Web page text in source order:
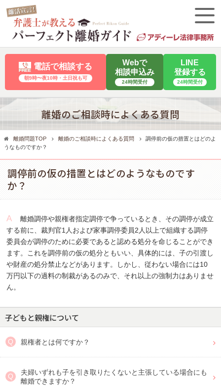
電話で相談する
朝9時〜夜10時・⼟⽇祝も可
Webで
相談申込み
24時間受付
LINE
登録する
24時間受付
離婚のご相談時によくある質問
離婚問題TOP 離婚のご相談時によくある質問
調停前の仮の措置とはどのよ
うなものですか？
調停前の仮の措置とはどのようなものです
か？
離婚調停や親権者指定調停で争っているとき、その調停が成立
する前に、裁判官1人および家事調停委員2人以上で組織する調停
委員会が調停のために必要であると認める処分を命じることができ
ます。これを調停前の仮の処分ともいい、具体的には、子の引渡し
や財産の処分禁止などがあります。しかし、従わない場合には10
万円以下の過料の制裁があるのみで、それ以上の強制力はありませ
ん。
子どもと親権について
親権者とは何ですか？
夫婦いずれも子を引き取りたくないと主張している場合にも
離婚できますか？